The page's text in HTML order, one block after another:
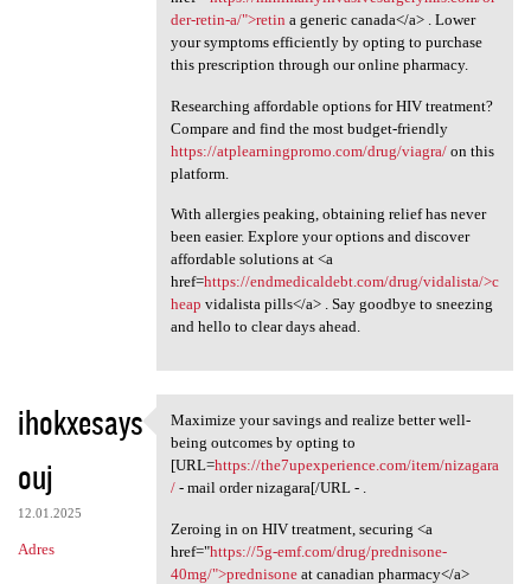
der-retin-a/">retin a generic canada</a> . Lower
your symptoms efficiently by opting to purchase
this prescription through our online pharmacy.
Researching affordable options for HIV treatment?
Compare and find the most budget-friendly
https://atplearningpromo.com/drug/viagra/on this
platform.
With allergies peaking, obtaining relief has never
been easier. Explore your options and discover
affordable solutions at <a
href=https://endmedicaldebt.com/drug/vidalista/>c
heap vidalista pills</a> . Say goodbye to sneezing
and hello to clear days ahead.
ihokxesays
ouj
12.01.2025
Adres
Maximize your savings and
Maximize your savings and realize better well-
being outcomes by opting to
[URL=https://the7upexperience.com/item/nizagara
/- mail order nizagara[/URL - .
Zeroing in on HIV treatment, securing <a
href="https://5g-emf.com/drug/prednisone-
40mg/">prednisoneat canadian pharmacy</a>